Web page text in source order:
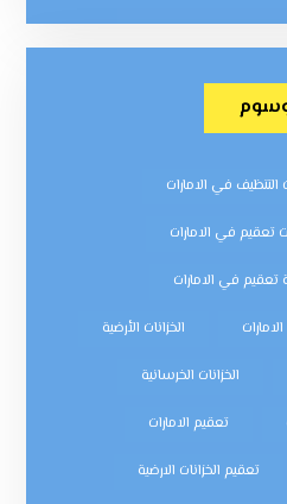
في الامارات
في الامارات
في الامارات
الخزانات الأرضية
الخزانات الخرسانية
تعقيم الامارات
تعقيم الخزانات الارضية